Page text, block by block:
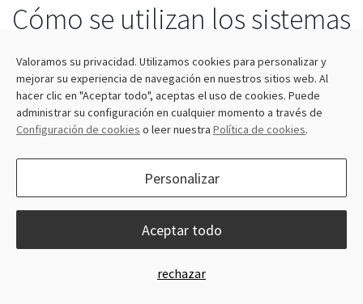
Cómo se utilizan los sistemas
de dirección automática de
tractores en la agricultura de
precisión
Auto steering systems play a big factor in farm
operations due to the high degree of precision and
ability to manage and share field information making
farm operations easier and more efficient.So what is
precision agriculture? How are the tractor auto steering
Valoramos su privacidad. Utilizamos cookies para personalizar y
mejorar su experiencia de navegación en nuestros sitios web. Al
hacer clic en "Aceptar todo", aceptas el uso de cookies. Puede
administrar su configuración en cualquier momento a través de
Configuración de cookies o leer nuestra Política de cookies.
Personalizar
rechazar
Aceptar todo